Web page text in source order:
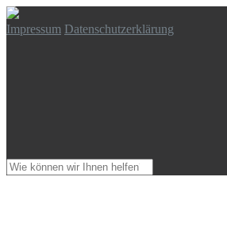
Impressum Datenschutzerklärung